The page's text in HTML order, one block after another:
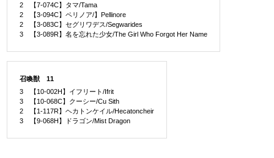
2 【7-074C】タマ/Tama
2 【3-094C】ペリノア/】Pellinore
2 【3-083C】セグリワデス/Segwarides
3 【3-089R】名を忘れた少女/The Girl Who Forgot Her Name
召喚獣 11
3 【10-002H】イフリート/Ifrit
3 【10-068C】クーシー/Cu Sith
2 【1-117R】ヘカトンケイル/Hecatoncheir
3 【9-068H】ドラゴン/Mist Dragon